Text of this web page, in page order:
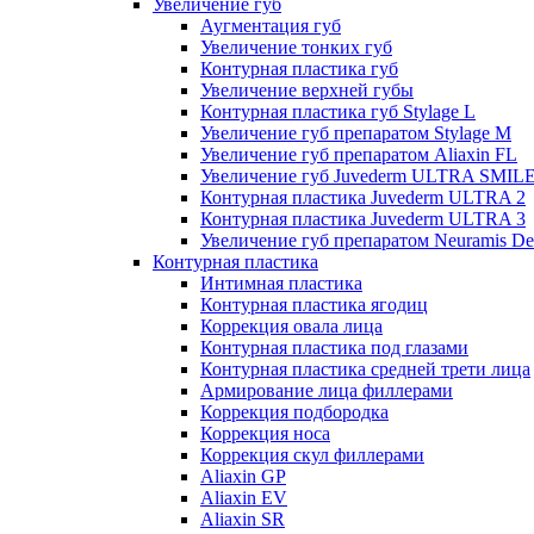
Увеличение губ
Аугментация губ
Увеличение тонких губ
Контурная пластика губ
Увеличение верхней губы
Контурная пластика губ Stylage L
Увеличение губ препаратом Stylage M
Увеличение губ препаратом Aliaxin FL
Увеличение губ Juvederm ULTRA
Контурная пластика Juvederm ULTRA 2
Контурная пластика Juvederm ULTRA 3
Увеличение губ препаратом Neuramis
Контурная пластика
Интимная пластика
Контурная пластика ягодиц
Коррекция овала лица
Контурная пластика под глазами
Контурная пластика средней трети лица
Армирование лица филлерами
Коррекция подбородка
Коррекция носа
Коррекция скул филлерами
Aliaxin GP
Aliaxin EV
Aliaxin SR